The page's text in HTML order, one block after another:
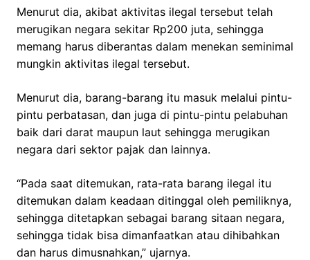
Menurut dia, akibat aktivitas ilegal tersebut telah
merugikan negara sekitar Rp200 juta, sehingga
memang harus diberantas dalam menekan seminimal
mungkin aktivitas ilegal tersebut.
Menurut dia, barang-barang itu masuk melalui pintu-
pintu perbatasan, dan juga di pintu-pintu pelabuhan
baik dari darat maupun laut sehingga merugikan
negara dari sektor pajak dan lainnya.
“Pada saat ditemukan, rata-rata barang ilegal itu
ditemukan dalam keadaan ditinggal oleh pemiliknya,
sehingga ditetapkan sebagai barang sitaan negara,
sehingga tidak bisa dimanfaatkan atau dihibahkan
dan harus dimusnahkan,” ujarnya.